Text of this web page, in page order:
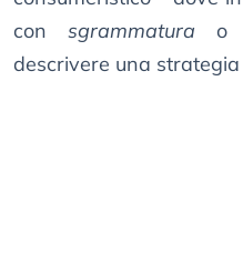
consgrammatura o
descrivere una